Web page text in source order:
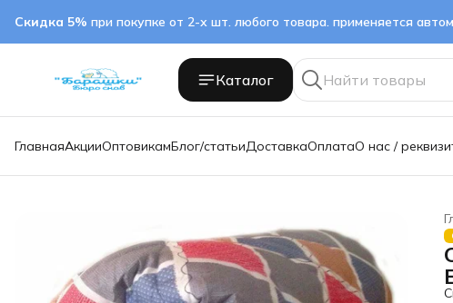
Скидка 5% при покупке от 2-х шт. любого товара. применяется
Каталог
ГлавнаяАкцииОптовикамБлог/статьиДоставкаОплатаО нас /